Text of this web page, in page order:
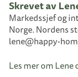
Skrevet av
Markedssjef og
Norge. Nordens
lene@happy-
Les mer om Lene